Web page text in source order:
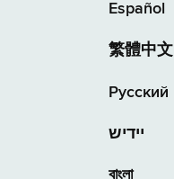
Español
繁體中文
Русский
יידיש
বাংলা